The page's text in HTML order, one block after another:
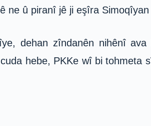
û piranî jê ji eşîra
dehan zîndanên nihênî
hebe, PKKe wî bi tohmeta